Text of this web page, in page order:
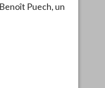
Puech, un